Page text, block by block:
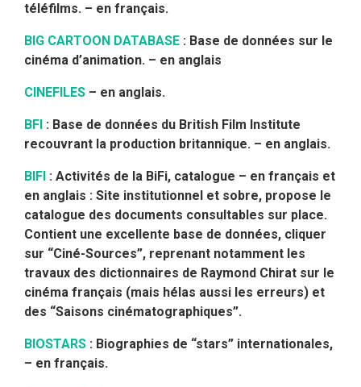
téléfilms. – en français.
BIG CARTOON DATABASE : Base de données sur le
cinéma d’animation. – en anglais
CINEFILES – en anglais.
BFI : Base de données du British Film Institute
recouvrant la production britannique. – en anglais.
BIFI : Activités de la BiFi, catalogue – en français et
en anglais : Site institutionnel et sobre, propose le
catalogue des documents consultables sur place.
Contient une excellente base de données, cliquer
sur “Ciné-Sources”, reprenant notamment les
travaux des dictionnaires de Raymond Chirat sur le
cinéma français (mais hélas aussi les erreurs) et
des “Saisons cinématographiques”.
BIOSTARS : Biographies de “stars” internationales,
– en français.